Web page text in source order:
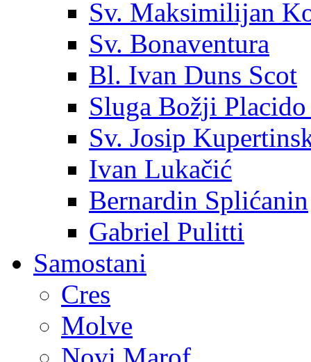
Sv. Maksimilijan
Sv. Bonaventura
Bl. Ivan Duns Scot
Sluga Božji Placido
Sv. Josip
Ivan Lukačić
Bernardin Splićanin
Gabriel Pulitti
Samostani
Cres
Molve